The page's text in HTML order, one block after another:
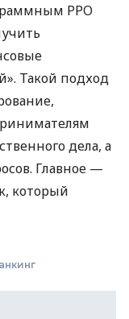
РРО
Такой подход
дела, а
Главное —
который